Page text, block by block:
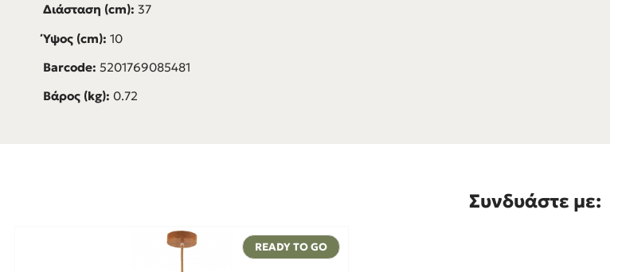
Διάσταση (cm): 37
Ύψος (cm): 10
Barcode: 5201769085481
Βάρος (kg): 0.72
Συνδυάστε με:
READY TO GO